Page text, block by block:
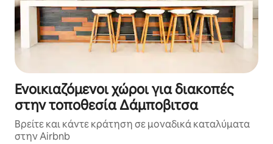
Ενοικιαζόμενοι χώροι για διακοπές
στην τοποθεσία Δάμποβιτσα
Βρείτε και κάντε κράτηση σε μοναδικά καταλύματα
στην Airbnb